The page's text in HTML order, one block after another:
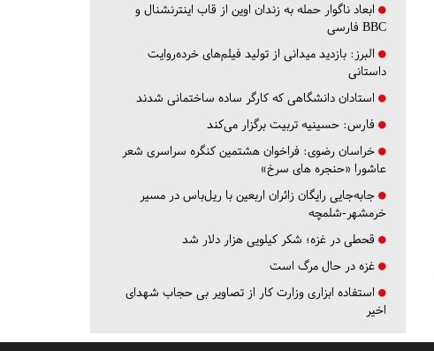
ابعاد ناگوار حمله به زندان اوین از قاب اینترنشنال و
BBC فارسی
البرز: بازدید میدانی از تولید فیلم‌های خرده‌روایت
داستانی
استادان دانشگاهی که کارگر ساده ساختمانی شدند
فارس: حسینیه تربیت برگزار می‌کند
خراسان رضوی: فراخوان هشتمین کنگره سراسری شعر
عاشورا «حنجره های سرخ»
جابه‌جایی رایگان زائران اربعین با ریل‌باس در مسیر
خرمشهر-شلمچه
قحطی در غزه؛ شکر کیلویی هزار دلار شد
غزه در حال مرگ است
استفاده ابزاری وزارت کار از تصاویر بی حجاب شهدای
اخیر